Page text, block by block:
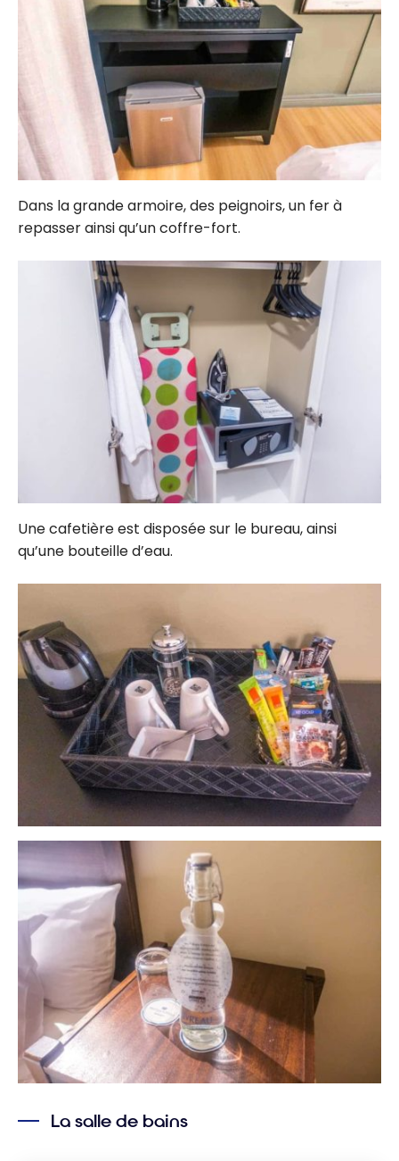
Dans la grande armoire, des peignoirs, un fer à
repasser ainsi qu’un coffre-fort.
Une cafetière est disposée sur le bureau, ainsi
qu’une bouteille d’eau.
La salle de bains